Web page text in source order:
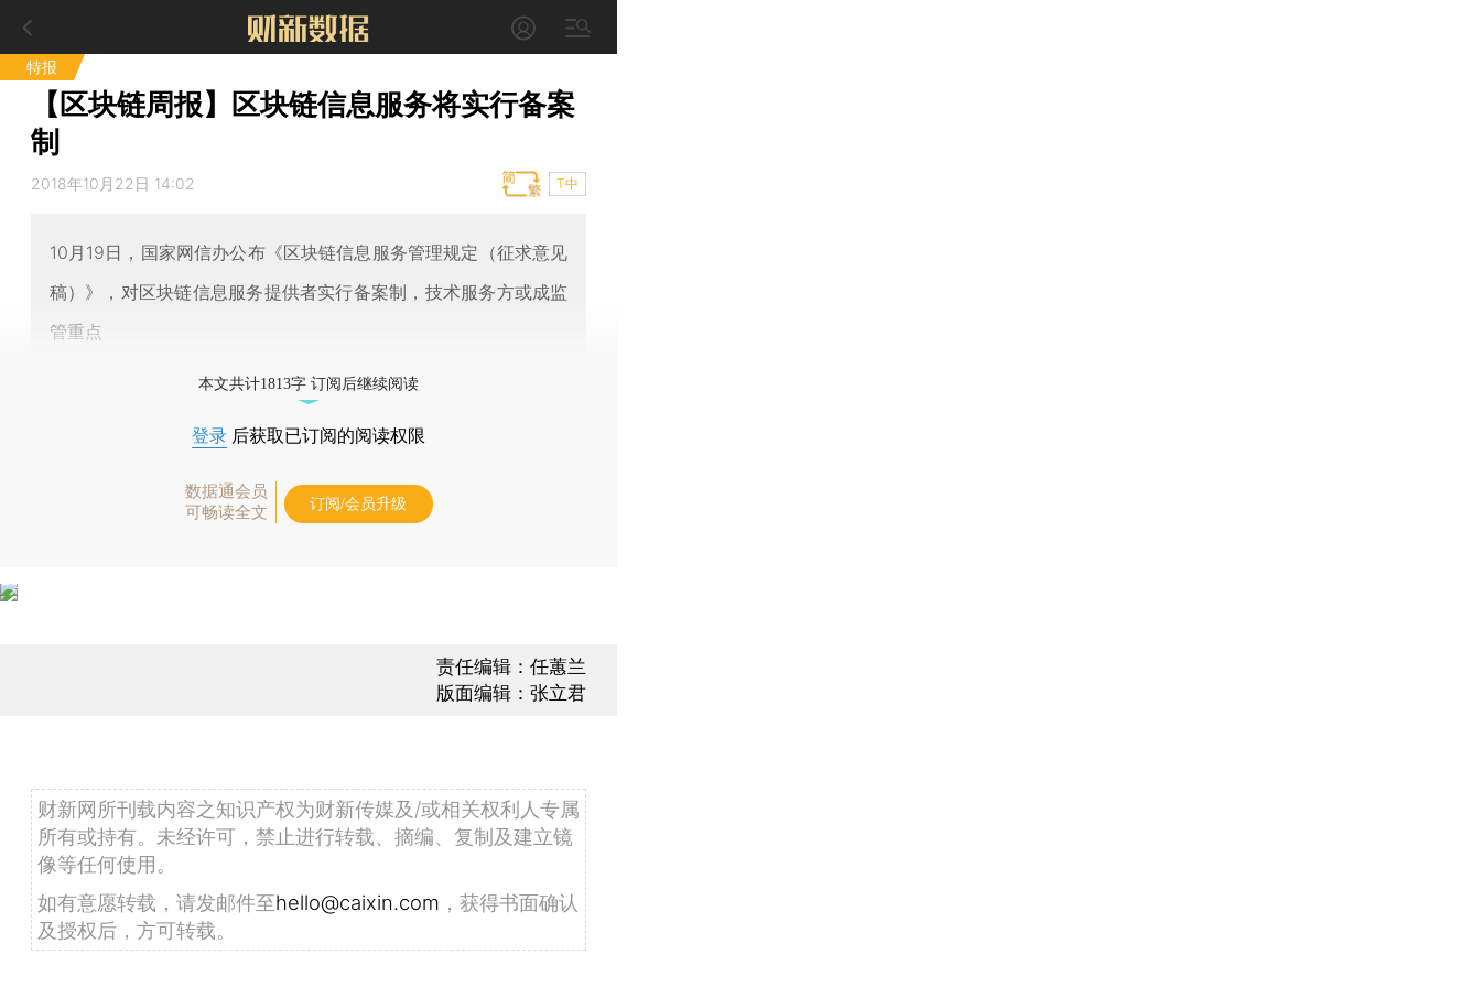
特报
【区块链周报】区块链信息服务将实行备案
制
2018年10月22日 14:02 T中
10月19日，国家网信办公布《区块链信息服务管理规定（征求意见
稿）》，对区块链信息服务提供者实行备案制，技术服务方或成监
管重点
本文共计1813字 订阅后继续阅读
登录 后获取已订阅的阅读权限
数据通会员
可畅读全文
订阅/会员升级
责任编辑：任蕙兰
版面编辑：张立君
财新网所刊载内容之知识产权为财新传媒及/或相关权利人专属
所有或持有。未经许可，禁止进行转载、摘编、复制及建立镜
像等任何使用。
如有意愿转载，请发邮件至hello@caixin.com ，获得书面确认
及授权后，方可转载。